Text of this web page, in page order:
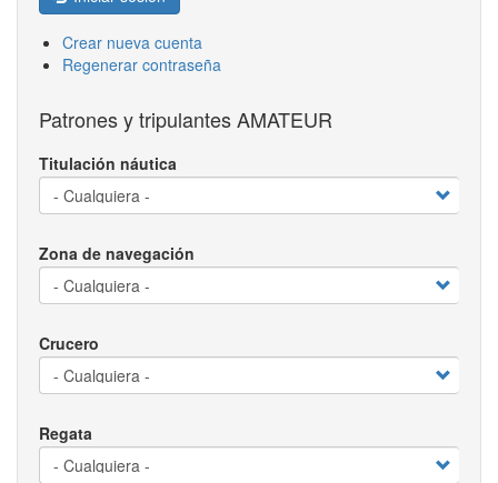
Crear nueva cuenta
Regenerar contraseña
Patrones y tripulantes AMATEUR
Titulación náutica
Zona de navegación
Crucero
Regata